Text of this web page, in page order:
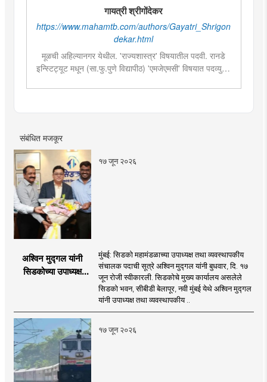
गायत्री श्रीगोंदेकर
https://www.mahamtb.com/authors/Gayatri_Shrigon
dekar.html
मूळची अहिल्यानगर येथील. 'राज्यशास्त्र' विषयातील पदवी. रानडे
इन्स्टिट्यूट मधून (सा.फु.पुणे विद्यापीठ) 'एमजेएमसी' विषयात पदव्युत्तर
पदावर रुजू. सद्यस्थितीत 'इन्फ्रास्ट्रक्चर आणि डेव्हलपमेंट' विशेष
संबंधित मजकूर
१७ जून २०२६
अश्विन मुद्गल यांनी
सिडकोच्या उपाध्यक्ष
करण्यास प्राधान्य देणार :
अश्विन मुद्गल
मुंबई: सिडको महामंडळाच्या उपाध्यक्ष तथा व्यवस्थापकीय
संचालक पदाची सूत्रे अश्विन मुद्गल यांनी बुधवार, दि. १७
जून रोजी स्वीकारली. सिडकोचे मुख्य कार्यालय असलेले
सिडको भवन, सीबीडी बेलापूर, नवी मुंबई येथे अश्विन मुद्गल
यांनी उपाध्यक्ष तथा व्यवस्थापकीय ..
१७ जून २०२६